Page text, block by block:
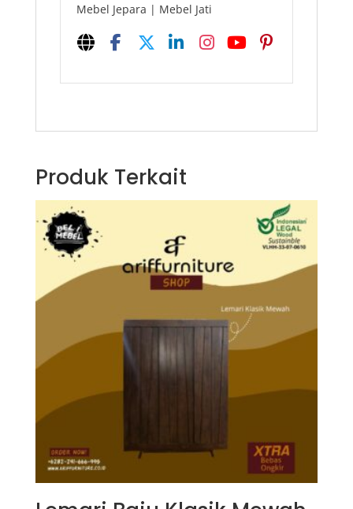
Mebel Jepara | Mebel Jati
Produk Terkait